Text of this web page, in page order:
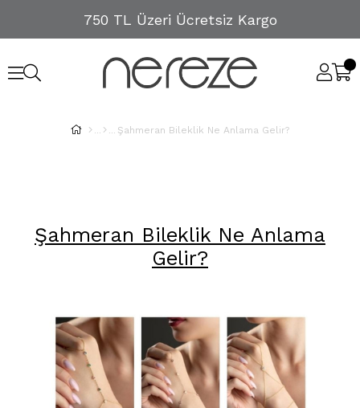
750 TL Üzeri Ücretsiz Kargo
Şahmeran Bileklik Ne Anlama Gelir?
Şahmeran Bileklik Ne Anlama
Gelir?